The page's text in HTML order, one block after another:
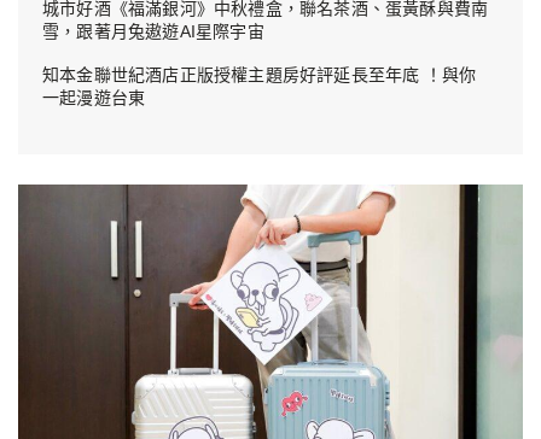
城市好酒《福滿銀河》中秋禮盒，聯名茶酒、蛋黃酥與費南
雪，跟著月兔遨遊AI星際宇宙
知本金聯世紀酒店正版授權主題房好評延長至年底 ！與你
一起漫遊台東